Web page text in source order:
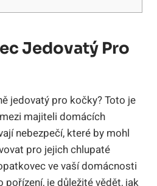
Jedovatý Pro
jedovatý pro kočky? Toto je
majiteli domácích
nebezpečí, které by mohl
pro jejich chlupaté
ve vaší domácnosti
je důležité vědět, jak